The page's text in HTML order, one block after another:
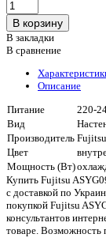
В закладки
В сравнение
Описание
Питание
220-
Вид
Производитель Fujitsu
Цвет
Мощность (Вт)
Купить Fujitsu
с доставкой по
покупкой Fujitsu
консультантов
товаре. Возможность